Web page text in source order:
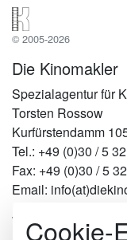
© 2005-2026
Die Kinomakler
Spezialagentur für
Torsten Rossow
Kurfürstendamm
Tel.: +49 (0)30 / 5
Fax: +49 (0)30 / 5
Email:
Werben in Städten
Cookie-